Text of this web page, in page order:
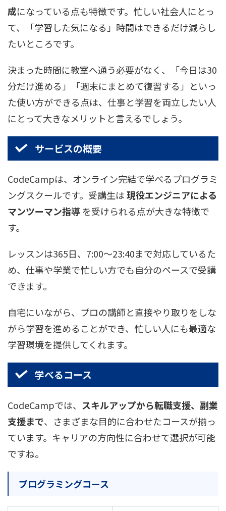
成になっている点も特徴です。忙しい社会人にとっ
て、「学習した気になる」時間はできるだけ減らし
たいところです。
決まった時間に教室へ通う必要がなく、「今日は30
分だけ進める」「週末にまとめて復習する」といっ
た使い方ができる点は、仕事と学習を両立したい人
にとって大きなメリットと言えるでしょう。
サービスの概要
CodeCampは、オンライン完結で学べるプログラミ
ングスクールです。受講生は現役エンジニアによる
マンツーマン指導 を受けられる点が大きな特徴で
す。
レッスンは365日、7:00〜23:40まで対応しているた
め、仕事や学業で忙しい方でも自分のペースで受講
できます。
自宅にいながら、プロの講師と直接やり取りをしな
がら学習を進めることができ、忙しい人にも最適な
学習環境を提供してくれます。
学べるコース
CodeCampでは、 スキルアップから転職支援、副業
支援まで、さまざまな目的に合わせたコースが揃っ
ています。キャリアの方向性に合わせて選択が可能
ですね。
プログラミングコース